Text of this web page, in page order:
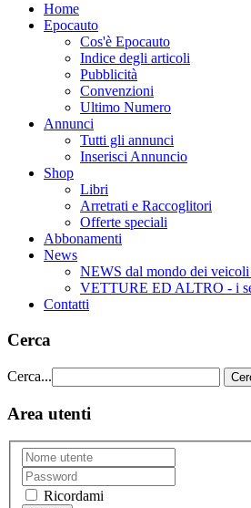
Home
Epocauto
Cos'è Epocauto
Indice degli articoli
Pubblicità
Convenzioni
Ultimo Numero
Annunci
Tutti gli annunci
Inserisci Annuncio
Shop
Libri
Arretrati e Raccoglitori
Offerte speciali
Abbonamenti
News
NEWS dal mondo dei veicoli
VETTURE ED ALTRO - i
Contatti
Cerca
Cerca...
Area utenti
Ricordami